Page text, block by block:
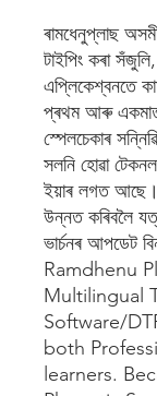
ৰামধেনুপ্লাছ
টাইপিং কৰা
এপ্লিকেশ্বনতে
প্ৰথম আৰু
স্পেলচেকাৰ
সলনি হোৱা
ইয়াৰ লগত
উন্নত কৰিবলৈ
ভাৰ্চনৰ আপডেট
Ramdhenu
Multilingual
Software/
both
learners.